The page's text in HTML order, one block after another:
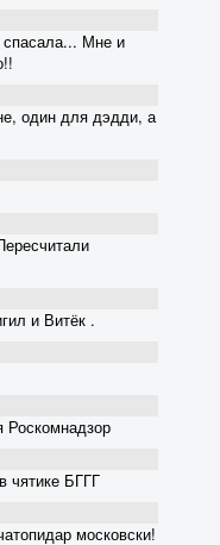
спасала... Мне и
один для дэдди, а
и Витёк .
Роскомнадзор
чятике БГГГ
московски!